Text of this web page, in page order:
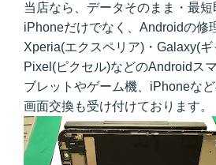
当店なら、データそのまま・最短
iPhoneだけでなく、Androidの修
Xperia(エクスペリア)・Galaxy(ギ
Pixel(ピクセル)などのAndroidス
ブレットやゲーム機、iPhoneなど
画面交換も受け付けております。